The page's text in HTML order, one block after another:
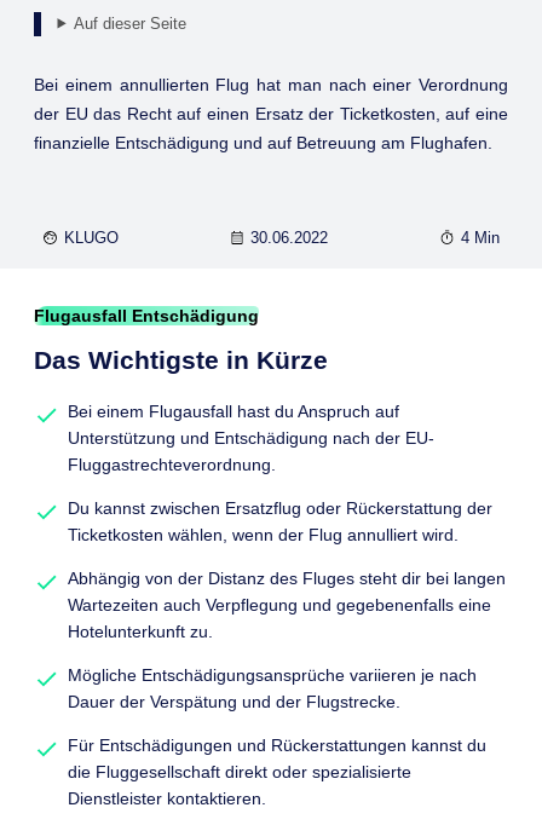
Auf dieser Seite
Bei einem annullierten Flug hat man nach einer Verordnung
der EU das Recht auf einen Ersatz der Ticketkosten, auf eine
finanzielle Entschädigung und auf Betreuung am Flughafen.
KLUGO 30.06.2022 4 Min
Flugausfall Entschädigung
Das Wichtigste in Kürze
Bei einem Flugausfall hast du Anspruch auf
Unterstützung und Entschädigung nach der EU-
Fluggastrechteverordnung.
Du kannst zwischen Ersatzflug oder Rückerstattung der
Ticketkosten wählen, wenn der Flug annulliert wird.
Abhängig von der Distanz des Fluges steht dir bei langen
Wartezeiten auch Verpflegung und gegebenenfalls eine
Hotelunterkunft zu.
Mögliche Entschädigungsansprüche variieren je nach
Dauer der Verspätung und der Flugstrecke.
Für Entschädigungen und Rückerstattungen kannst du
die Fluggesellschaft direkt oder spezialisierte
Dienstleister kontaktieren.